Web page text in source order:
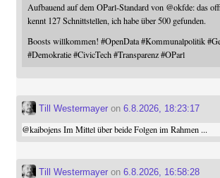
Aufbauend auf dem OParl-Standard von @okfde: das
kennt 127 Schnittstellen, ich habe über 500 gefunden.
Boosts willkommen! #OpenData #Kommunalpolitik #
#Demokratie #CivicTech #Transparenz #OParl
Till Westermayeron 6.8.2026, 18:23:17
@kaibojensIm Mittel über beide Folgen im Rahmen ...
Till Westermayeron 6.8.2026, 16:58:28